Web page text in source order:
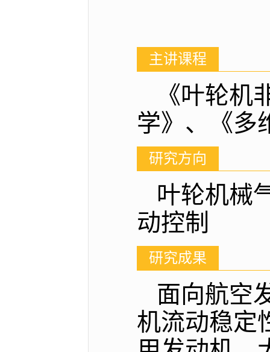
主讲课程
《叶轮
学》、《多
研究方向
叶轮机械
动控制
研究成果
面向航空
机流动稳定